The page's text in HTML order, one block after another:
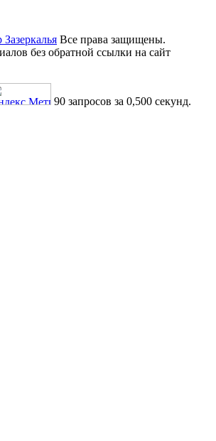
Все права защищены.
без обратной ссылки на сайт
90 запросов за 0,500 секунд.